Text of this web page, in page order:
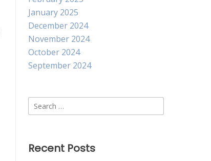
January 2025
December 2024
November 2024
October 2024
September 2024
Search
for:
Recent Posts